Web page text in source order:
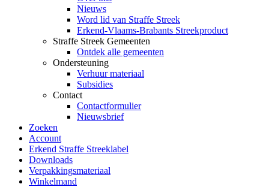
Nieuws
Word lid van Straffe Streek
Erkend-Vlaams-Brabants Streekproduct
Straffe Streek Gemeenten
Ontdek alle gemeenten
Ondersteuning
Verhuur materiaal
Subsidies
Contact
Contactformulier
Nieuwsbrief
Zoeken
Account
Erkend Straffe Streeklabel
Downloads
Verpakkingsmateriaal
Winkelmand